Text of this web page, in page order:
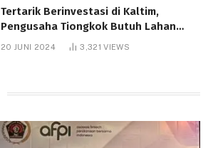
Tertarik Berinvestasi di Kaltim,
Pengusaha Tiongkok Butuh Lahan
20 JUNI 2024 3,321VIEWS